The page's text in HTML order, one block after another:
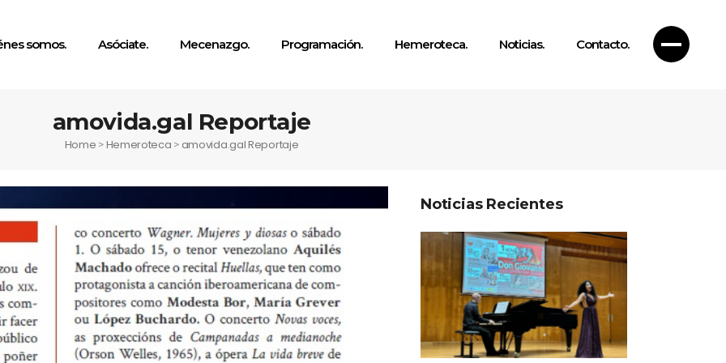
somos. Asóciate. Mecenazgo. Programación. Hemeroteca. Noticias. Contacto.
amovida.gal Reportaje
Home >Hemeroteca > amovida.gal Reportaje
Noticias Recientes